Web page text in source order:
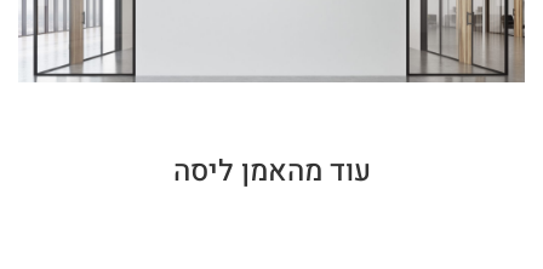
עוד מהאמן ליסה